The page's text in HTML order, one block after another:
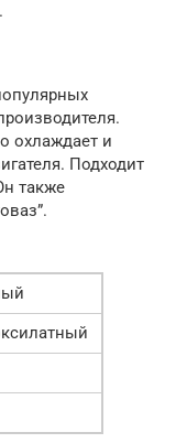
охлаждает и
Подходит
также